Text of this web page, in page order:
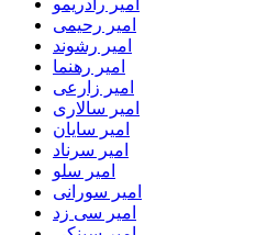
امیر رحیمی
امیر رشوند
امیر رهنما
امیر زارعی
امیر سالاری
امیر سایان
امیر سرناد
امیر سلو
امیر سورانی
امیر سی زد